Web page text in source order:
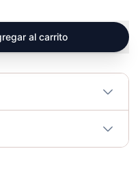
al carrito
Ancho: 70.2cm
Alto 2 nivel:17.5cm